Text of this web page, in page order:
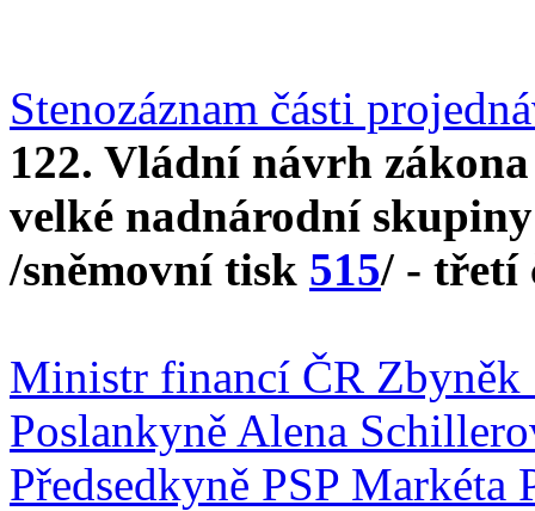
Stenozáznam části
122. Vládní návrh
velké nadnárodní
/sněmovní tisk 515/ - třetí
Ministr financí ČR Zbyněk
Poslankyně Alena
Předsedkyně PSP Markéta